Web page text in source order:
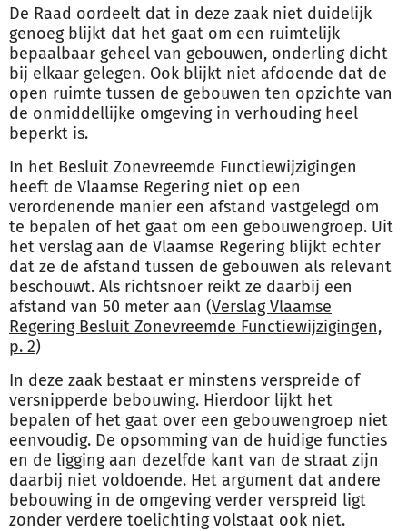
De Raad oordeelt dat in deze zaak niet duidelijk
genoeg blijkt dat het gaat om een ruimtelijk
bepaalbaar geheel van gebouwen, onderling dicht
bij elkaar gelegen. Ook blijkt niet afdoende dat de
open ruimte tussen de gebouwen ten opzichte van
de onmiddellijke omgeving in verhouding heel
beperkt is.
In het Besluit Zonevreemde Functiewijzigingen
heeft de Vlaamse Regering niet op een
verordenende manier een afstand vastgelegd om
te bepalen of het gaat om een gebouwengroep. Uit
het verslag aan de Vlaamse Regering blijkt echter
dat ze de afstand tussen de gebouwen als relevant
beschouwt. Als richtsnoer reikt ze daarbij een
afstand van 50 meter aan (Verslag Vlaamse
Regering Besluit Zonevreemde Functiewijzigingen,
p. 2)
In deze zaak bestaat er minstens verspreide of
versnipperde bebouwing. Hierdoor lijkt het
bepalen of het gaat over een gebouwengroep niet
eenvoudig. De opsomming van de huidige functies
en de ligging aan dezelfde kant van de straat zijn
daarbij niet voldoende. Het argument dat andere
bebouwing in de omgeving verder verspreid ligt
zonder verdere toelichting volstaat ook niet.